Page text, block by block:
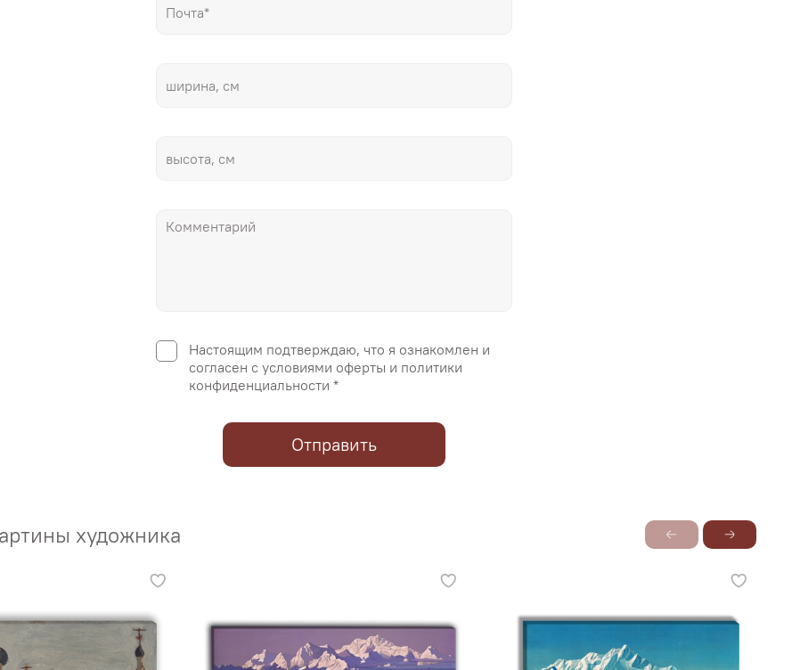
Настоящим подтверждаю, что я ознакомлен и
согласен с условиями оферты и политики
конфиденциальности *
Отправить
художника